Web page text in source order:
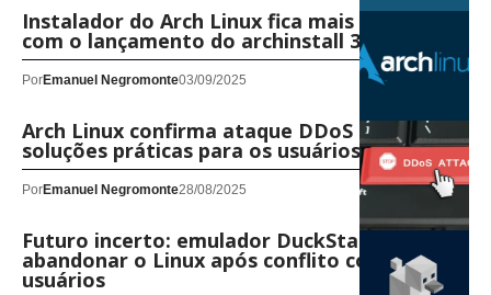
Instalador do Arch Linux fica mais robusto
com o lançamento do archinstall 3.0.10
PorEmanuel Negromonte03/09/2025
Arch Linux confirma ataque DDoS e oferece
soluções práticas para os usuários
PorEmanuel Negromonte28/08/2025
Futuro incerto: emulador DuckStation pode
abandonar o Linux após conflito com
usuários